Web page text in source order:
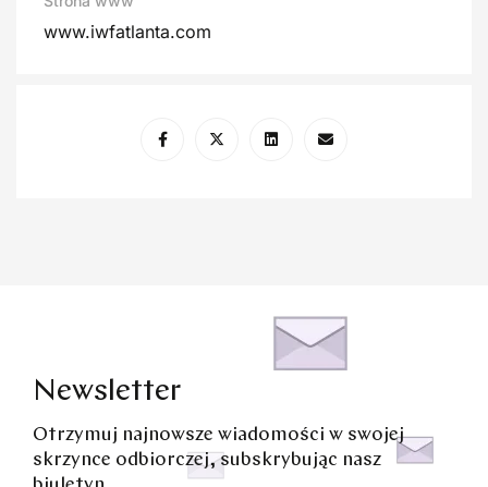
www.iwfatlanta.com
Newsletter
Otrzymuj najnowsze wiadomości w swojej
skrzynce odbiorczej, subskrybując nasz